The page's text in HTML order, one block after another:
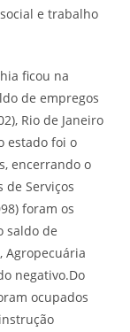
e trabalho
ficou na
de empregos
Rio de Janeiro
estado foi o
encerrando o
de Serviços
foram os
saldo de
Agropecuária
negativo.Do
ocupados